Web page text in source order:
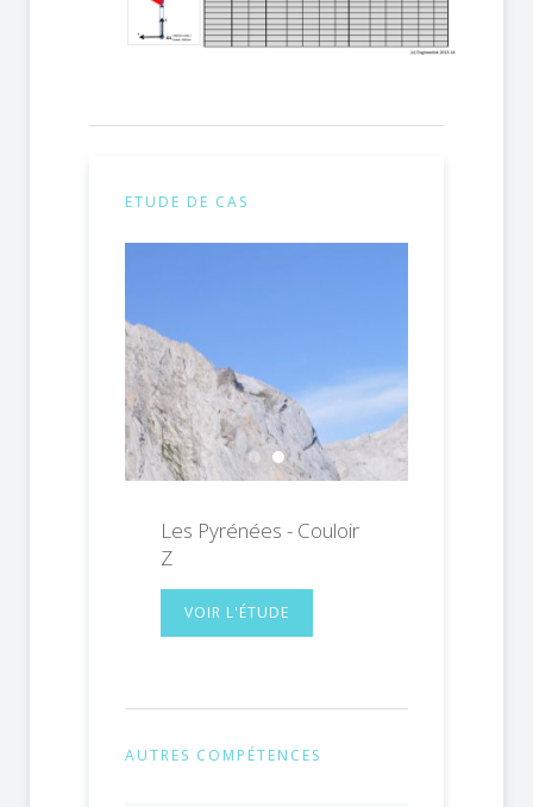
ETUDE DE CAS
Kazakhstan - Projet Kok Zhailau
Les Pyrénées - Couloir Z
Les Pyrénées - Couloir
Z
VOIR L'ÉTUDE
AUTRES COMPÉTENCES